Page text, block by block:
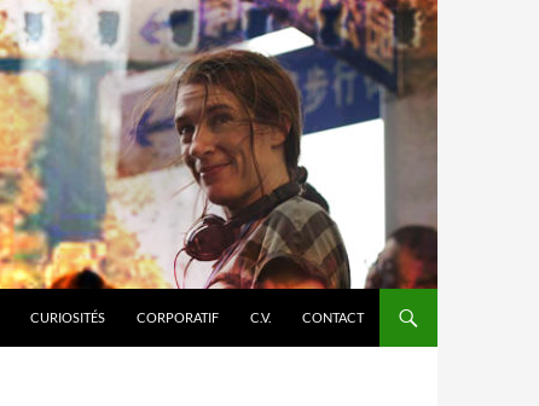
CURIOSITÉS CORPORATIF C.V. CONTACT